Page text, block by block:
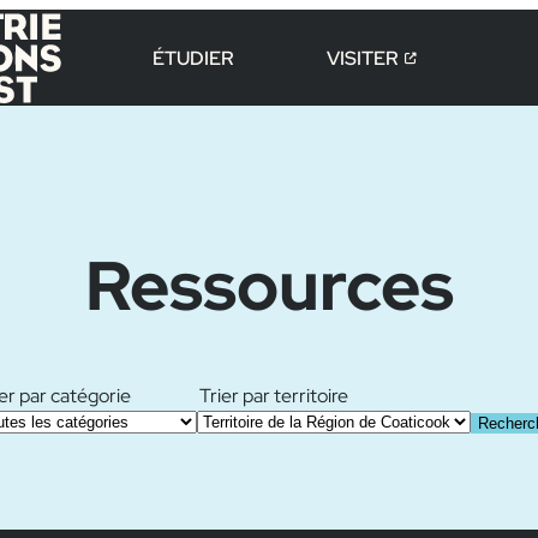
ÉTUDIER VISITER
Ressources
par catégorie Trier par territoire